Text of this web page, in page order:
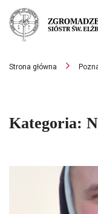
Strona główna
Kategoria: